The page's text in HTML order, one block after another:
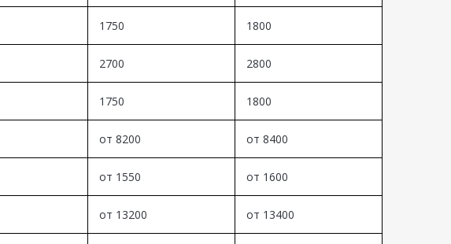
1750 1800
2700 2800
1750 1800
от 8200 от 8400
от 1550 от 1600
от 13200 от 13400